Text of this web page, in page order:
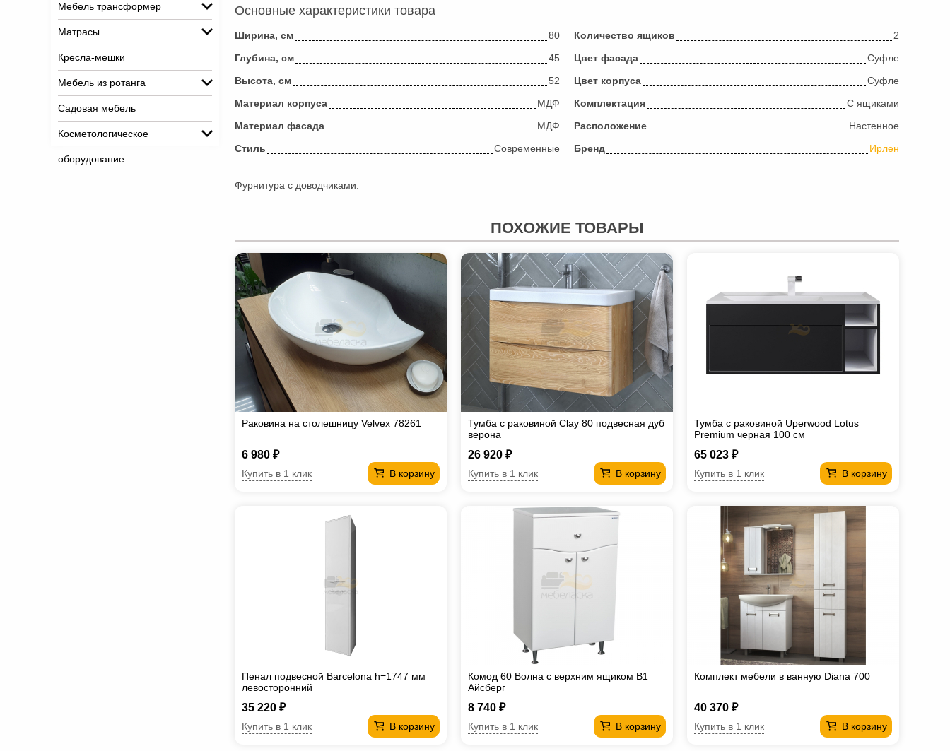
Мебель трансформер
Матрасы
Кресла-мешки
Мебель из ротанга
Садовая мебель
Косметологическое
оборудование
Основные характеристики товара
Ширина, см
80
Глубина, см
45
Высота, см
52
Материал корпуса
МДФ
Материал фасада
МДФ
Стиль
Современные
Количество ящиков
2
Цвет фасада
Суфле
Цвет корпуса
Суфле
Комплектация
С ящиками
Расположение
Настенное
Бренд
Ирлен
Фурнитура с доводчиками.
ПОХОЖИЕ ТОВАРЫ
Раковина на столешницу Velvex 78261
6 980 ₽
В корзину
Купить в 1 клик
Тумба с раковиной Clay 80 подвесная дуб
верона
26 920 ₽
В корзину
Купить в 1 клик
Тумба с раковиной Uperwood Lotus
Premium черная 100 см
65 023 ₽
В корзину
Купить в 1 клик
Пенал подвесной Barcelona h=1747 мм
левосторонний
35 220 ₽
В корзину
Купить в 1 клик
Комод 60 Волна с верхним ящиком В1
Айсберг
8 740 ₽
В корзину
Купить в 1 клик
Комплект мебели в ванную Diana 700
40 370 ₽
В корзину
Купить в 1 клик